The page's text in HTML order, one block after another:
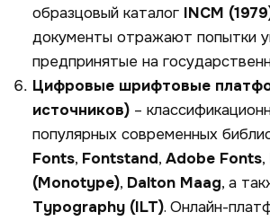
образцовый каталог INCM
документы отражают попытки
предпринятые на
Цифровые шрифтовые
источников) –
популярных современных
Fonts, Fontstand,Adobe Fonts,
(Monotype), Dalton Maag, а
Typography (ILT). Онлайн-